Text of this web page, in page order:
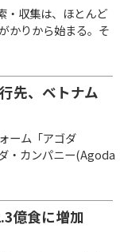
・収集は、ほとんど
かりから始まる。そ
先、ベトナム
ーム「アゴダ
・カンパニー(Agoda
億食に増加